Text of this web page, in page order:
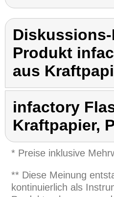
Produkt
aus
infactory
Kraftpapier,
* Preise inklusive
** Diese Meinung
kontinuierlich als